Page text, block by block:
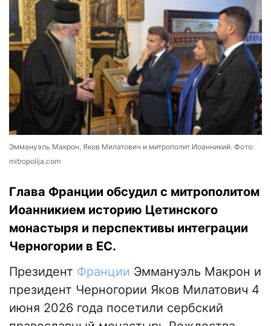
Эммануэль Макрон, Яков Милатович и митрополит Иоанникий. Фото:
mitropolija.com
Глава Франции обсудил с митрополитом
Иоанникием историю Цетинского
монастыря и перспективы интеграции
Черногории в ЕС.
Президент Франции Эммануэль Макрон и
президент Черногории Яков Милатович 4
июня 2026 года посетили сербский